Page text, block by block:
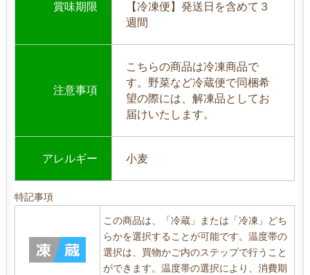
賞味期限
【冷凍便】発送日を含めて３
週間
注意事項
こちらの商品は冷凍商品で
す。野菜など冷蔵便で同梱希
望の際には、解凍品としてお
届けいたします。
アレルギー 小麦
特記事項
この商品は、「冷蔵」または「冷凍」どち
らかを選択することが可能です。温度帯の
選択は、買物かご内のステップで行うこと
ができます。温度帯の選択により、消費期